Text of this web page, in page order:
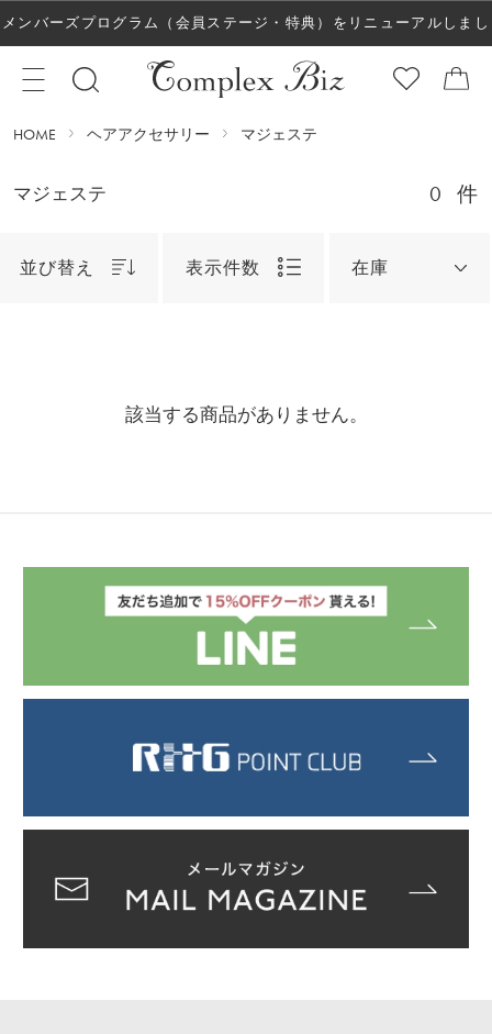
メンバーズプログラム（会員ステージ・特典）をリニューアルしまし
た！
HOME ヘアアクセサリー マジェステ
マジェステ 0 件
並び替え 表示件数 在庫
該当する商品がありません。